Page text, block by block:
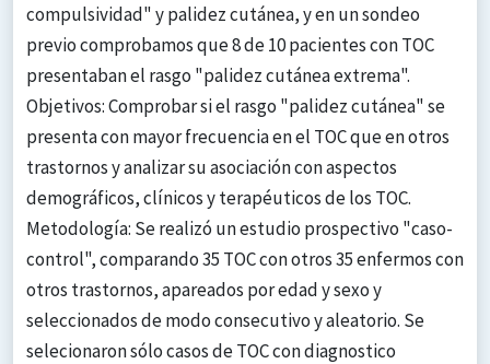
compulsividad" y palidez cutánea, y en un sondeo
previo comprobamos que 8 de 10 pacientes con TOC
presentaban el rasgo "palidez cutánea extrema".
Objetivos: Comprobar si el rasgo "palidez cutánea" se
presenta con mayor frecuencia en el TOC que en otros
trastornos y analizar su asociación con aspectos
demográficos, clínicos y terapéuticos de los TOC.
Metodología: Se realizó un estudio prospectivo "caso-
control", comparando 35 TOC con otros 35 enfermos con
otros trastornos, apareados por edad y sexo y
seleccionados de modo consecutivo y aleatorio. Se
selecionaron sólo casos de TOC con diagnostico